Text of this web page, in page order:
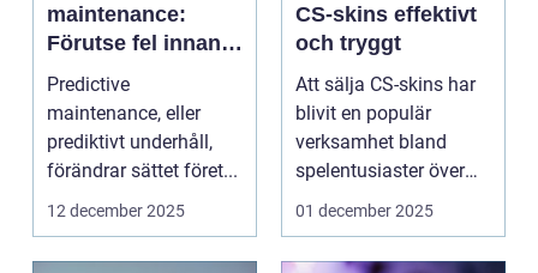
maintenance:
Förutse fel innan
de uppstår med
hjälp av sensorer
Predictive
maintenance, eller
prediktivt underhåll,
förändrar sättet föret...
12 december 2025
CS-skins effektivt
och tryggt
Att sälja CS-skins har
blivit en populär
verksamhet bland
spelentusiaster över
hela v...
01 december 2025